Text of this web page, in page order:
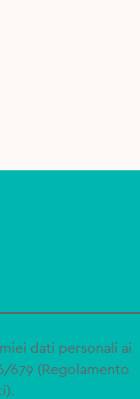
dati personali ai
679 (Regolamento